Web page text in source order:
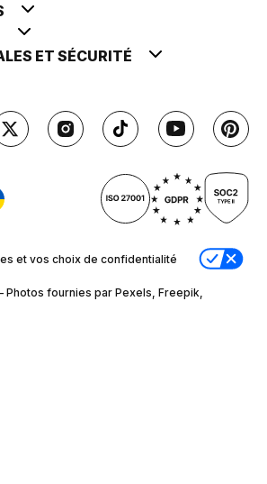
ET SÉCURITÉ
et vos choix de confidentialité
fournies par Pexels, Freepik,